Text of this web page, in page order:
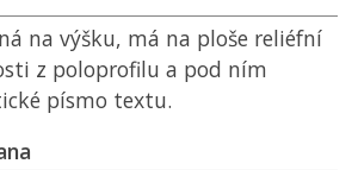
na výšku, má na ploše reliéfní
z poloprofilu a pod ním
písmo textu.